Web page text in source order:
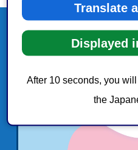
Translate
Displayed
After 10 seconds, you
the